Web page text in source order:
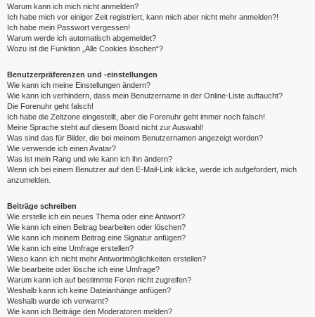
Warum kann ich mich nicht anmelden?
Ich habe mich vor einiger Zeit registriert, kann mich aber nicht mehr anmelden?!
Ich habe mein Passwort vergessen!
Warum werde ich automatisch abgemeldet?
Wozu ist die Funktion „Alle Cookies löschen“?
Benutzerpräferenzen und -einstellungen
Wie kann ich meine Einstellungen ändern?
Wie kann ich verhindern, dass mein Benutzername in der Online-Liste auftaucht?
Die Forenuhr geht falsch!
Ich habe die Zeitzone eingestellt, aber die Forenuhr geht immer noch falsch!
Meine Sprache steht auf diesem Board nicht zur Auswahl!
Was sind das für Bilder, die bei meinem Benutzernamen angezeigt werden?
Wie verwende ich einen Avatar?
Was ist mein Rang und wie kann ich ihn ändern?
Wenn ich bei einem Benutzer auf den E-Mail-Link klicke, werde ich aufgefordert, mich
anzumelden.
Beiträge schreiben
Wie erstelle ich ein neues Thema oder eine Antwort?
Wie kann ich einen Beitrag bearbeiten oder löschen?
Wie kann ich meinem Beitrag eine Signatur anfügen?
Wie kann ich eine Umfrage erstellen?
Wieso kann ich nicht mehr Antwortmöglichkeiten erstellen?
Wie bearbeite oder lösche ich eine Umfrage?
Warum kann ich auf bestimmte Foren nicht zugreifen?
Weshalb kann ich keine Dateianhänge anfügen?
Weshalb wurde ich verwarnt?
Wie kann ich Beiträge den Moderatoren melden?